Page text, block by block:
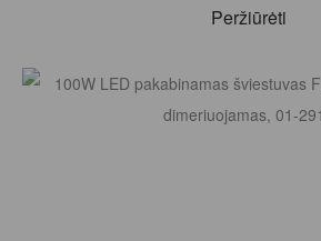
Peržiūrėti